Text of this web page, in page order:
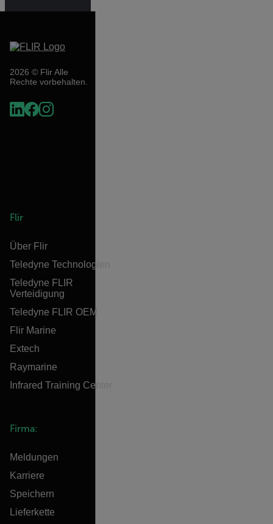
2026 © Flir Alle
Rechte vorbehalten.
Flir
Über Flir
Teledyne Technologien
Teledyne FLIR
Verteidigung
Teledyne FLIR OEM
Flir Marine
Extech
Raymarine
Infrared Training Center
Firma:
Meldungen
Karriere
Speichern
Lieferkette